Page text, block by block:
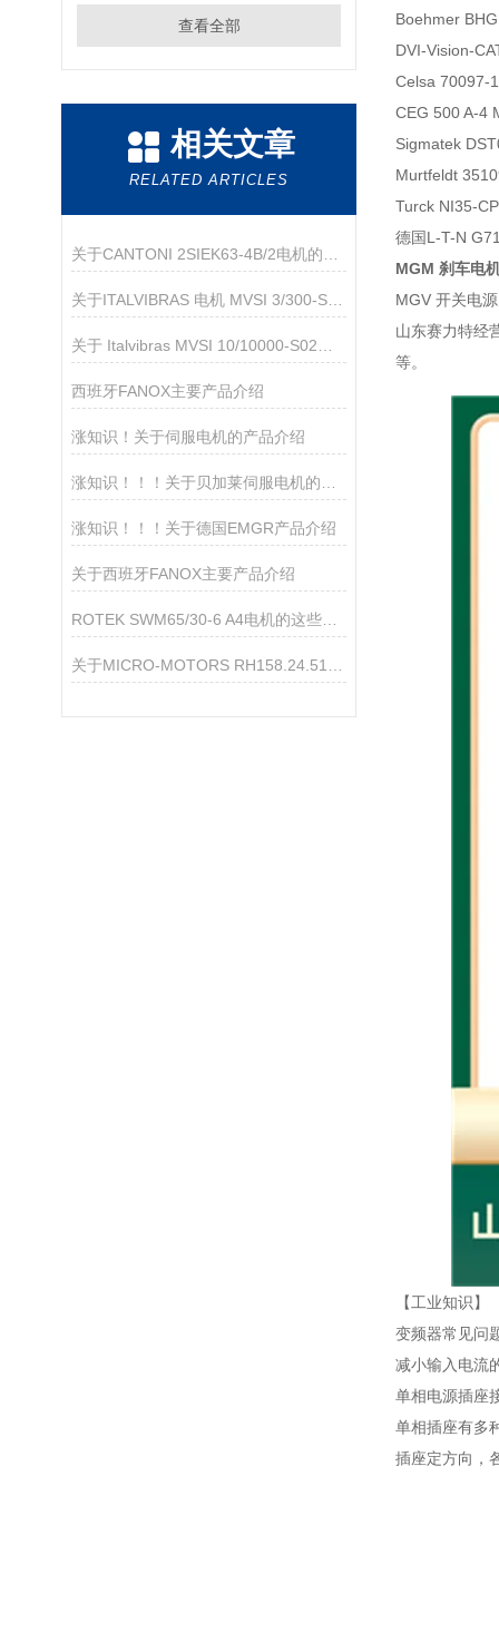
查看全部
相关文章
RELATED ARTICLES
关于ITALVIBRAS 电机 MVSI 3/300-S02的产品介绍
西班牙FANOX主要产品介绍
涨知识！关于伺服电机的产品介绍
涨知识！！！关于德国EMGR产品介绍
关于西班牙FANOX主要产品介绍
ROTEK SWM65/30-6 A4电机的这些类型您都了解了吗？
Boehmer
DVI-Vision-
Celsa 70097-
CEG 500 A-4
Sigmatek
Murtfeldt
Turck NI35-
德国L-T-N
MGM 刹车电
MGV 开关电
山东赛力特经
等。
【工业知识】
变频器常见问
减小输入电流
单相电源插座
单相插座有多
插座定方向，